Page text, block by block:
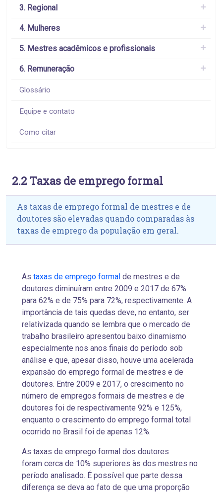
3. Regional
4. Mulheres
5. Mestres acadêmicos e profissionais
6. Remuneração
Glossário
Equipe e contato
Como citar
2.2 Taxas de emprego formal
As taxas de emprego formal de mestres e de
doutores são elevadas quando comparadas às
taxas de emprego da população em geral.
As taxas de emprego formal de mestres e de
doutores diminuíram entre 2009 e 2017 de 67%
para 62% e de 75% para 72%, respectivamente. A
importância de tais quedas deve, no entanto, ser
relativizada quando se lembra que o mercado de
trabalho brasileiro apresentou baixo dinamismo
especialmente nos anos finais do período sob
análise e que, apesar disso, houve uma acelerada
expansão do emprego formal de mestres e de
doutores. Entre 2009 e 2017, o crescimento no
número de empregos formais de mestres e de
doutores foi de respectivamente 92% e 125%,
enquanto o crescimento do emprego formal total
ocorrido no Brasil foi de apenas 12%.
As taxas de emprego formal dos doutores
foram cerca de 10% superiores às dos mestres no
período analisado. É possível que parte dessa
diferença se deva ao fato de que uma proporção